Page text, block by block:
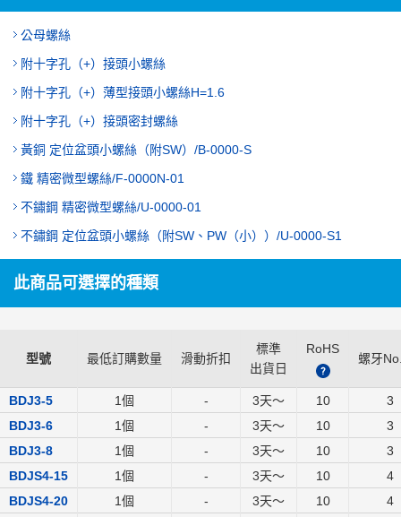
公母螺絲
附十字孔（+）接頭小螺絲
附十字孔（+）薄型接頭小螺絲H=1.6
附十字孔（+）接頭密封螺絲
黃銅 定位盆頭小螺絲（附SW）/B-0000-S
鐵 精密微型螺絲/F-0000N-01
不鏽鋼 精密微型螺絲/U-0000-01
不鏽鋼 定位盆頭小螺絲（附SW、PW（小））/U-0000-S1
此商品可選擇的種類
型號 最低訂購數量 滑動折扣
標準
出貨日
RoHS
螺牙
BDJ3-5 1個 - 3天～ 10
3
BDJ3-6
1個 - 3天～ 10
3
BDJ3-8
1個 - 3天～ 10
3
BDJS4-15
1個 - 3天～ 10
4
BDJS4-20
1個 - 3天～ 10 4